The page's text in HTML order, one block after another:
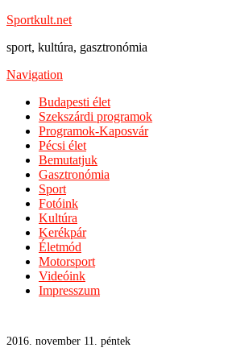
Sportkult.net
sport, kultúra, gasztronómia
Navigation
Budapesti élet
Szekszárdi programok
Programok-Kaposvár
Pécsi élet
Bemutatjuk
Gasztronómia
Sport
Fotóink
Kultúra
Kerékpár
Életmód
Motorsport
Videóink
Impresszum
2016. november 11. péntek